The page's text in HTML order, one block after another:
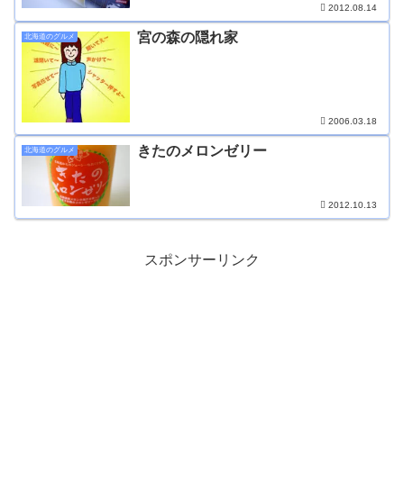
2012.08.14
北海道のグルメ 宮の森の隠れ家
2006.03.18
北海道のグルメ きたのメロンゼリー
2012.10.13
スポンサーリンク